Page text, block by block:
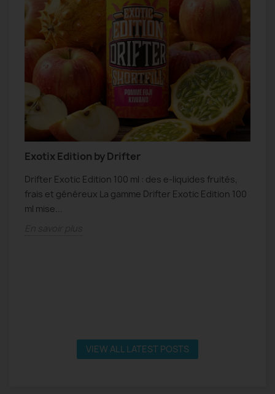
Exotix Edition by Drifter
Drifter Exotic Edition 100 ml : des e-liquides fruités,
frais et généreux La gamme Drifter Exotic Edition 100
ml mise...
VIEW ALL LATEST POSTS